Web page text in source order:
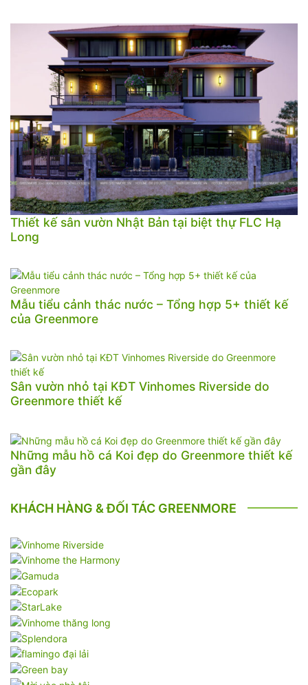
Thiết kế sân vườn Nhật Bản tại biệt thự FLC Hạ
Long
Mẫu tiểu cảnh thác nước – Tổng hợp 5+ thiết kế
của Greenmore
Sân vườn nhỏ tại KĐT Vinhomes Riverside do
Greenmore thiết kế
Những mẫu hồ cá Koi đẹp do Greenmore thiết kế
gần đây
KHÁCH HÀNG & ĐỐI TÁC GREENMORE